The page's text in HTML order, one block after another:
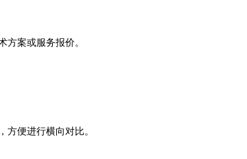
案或服务报价。
方便进行横向对比。